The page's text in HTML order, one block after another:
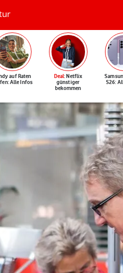
auf Raten
Alle Infos
Deal: Netflix
günstiger
bekommen
S26: